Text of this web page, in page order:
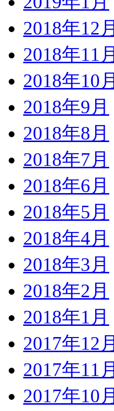
2018年12月
2018年11月
2018年10月
2018年9月
2018年8月
2018年7月
2018年6月
2018年5月
2018年4月
2018年3月
2018年2月
2018年1月
2017年12月
2017年11月
2017年10月